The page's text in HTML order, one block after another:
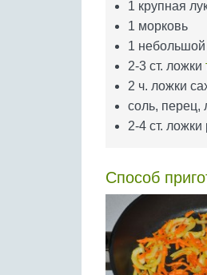
1 крупная
1 морковь
1
2-3 ст. ложки
2 ч. ложки
соль, перец,
2-4 ст. ложки
Способ